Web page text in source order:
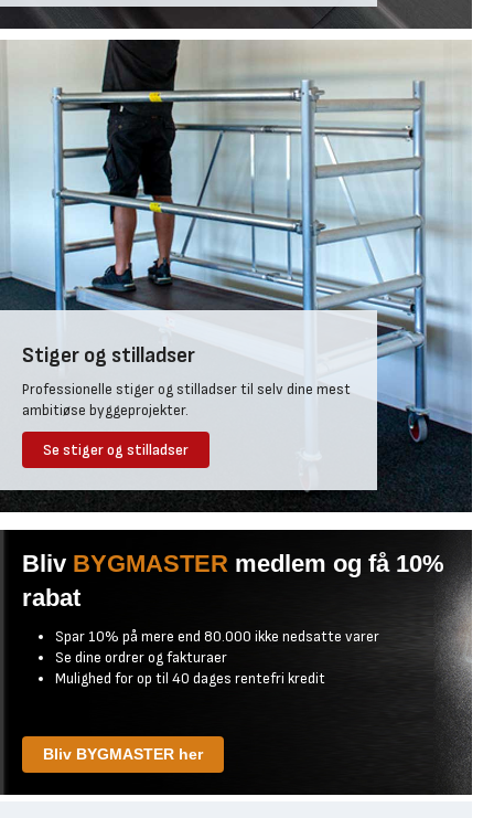
målene 1100x570mm, der også kan fås med enten fuldkant eller
med hjørneafskæringer.
Bølgepladerne B5 med målene 1020x1180mm og B9-S max med
målene 1167x1180mm er i mørkegrå uden overflademaling og fås
også med fuld kant eller hjørneafskæringer.
Hos dit lokale byggecenter får du også vejledning i valg aflægter i
, skruer og værktøj til arbejdet.
Stiger og stilladser
Professionelle stiger og stilladser til selv dine mest
ambitiøse byggeprojekter.
Se stiger og stilladser
Bliv BYGMASTER medlem og få 10%
rabat
Spar 10% på mere end 80.000 ikke nedsatte varer
Se dine ordrer og fakturaer
Mulighed for op til 40 dages rentefri kredit
Bliv BYGMASTER her